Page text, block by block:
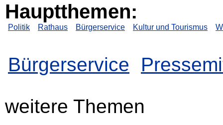
Hauptthemen:
Politik Rathaus Bürgerservice Kultur und Tourismus
Bürgerservice
weitere Themen